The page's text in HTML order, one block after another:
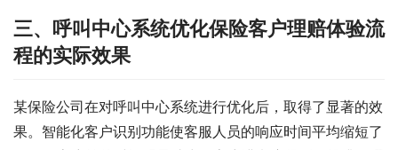
三、呼叫中心系统优化保险客户理赔体验流
程的实际效果
某保险公司在对呼叫中心系统进行优化后，取得了显著的效
果。智能化客户识别功能使客服人员的响应时间平均缩短了